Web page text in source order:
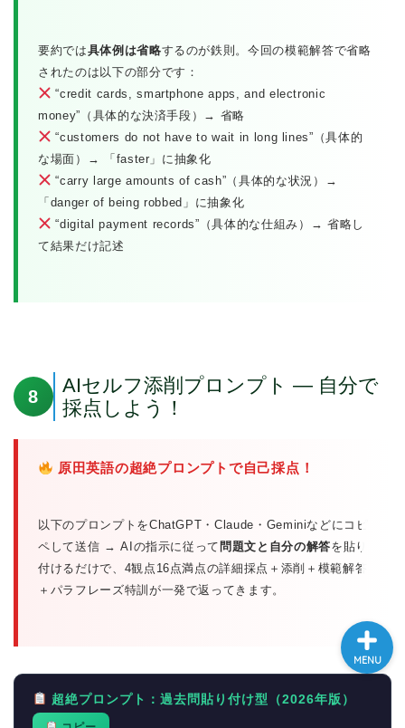
要約では具体例は省略するのが鉄則。今回の模範解答で省略
されたのは以下の部分です：
“credit cards, smartphone apps, and electronic
money”（具体的な決済手段）→ 省略
“customers do not have to wait in long lines”（具体的
な場面）→ 「faster」に抽象化
“carry large amounts of cash”（具体的な状況）→
「danger of being robbed」に抽象化
“digital payment records”（具体的な仕組み）→ 省略し
て結果だけ記述
8
AIセルフ添削プロンプト — 自分で
採点しよう！
原田英語の超絶プロンプトで自己採点！
以下のプロンプトをChatGPT・Claude・Geminiなどにコピ
ペして送信 → AIの指示に従って 問題文と自分の解答を貼り
付けるだけで、4観点16点満点の詳細採点＋添削＋模範解答
＋パラフレーズ特訓が一発で返ってきます。
超絶プロンプト：過去問貼り付け型（2026年版）
MENU
原田高志の”ほぼ日刊”英語
学習＆大学入試英語コラム
英語名言・格言・カッコい
い英語＆素敵な英文フレー
CONTACT